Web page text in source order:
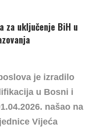
za uključenje BiH u
je izradilo
u Bosni i
našao na
Vijeća